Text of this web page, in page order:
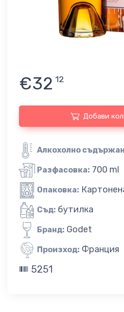
€32 12
Добави
Алкохолно
Разфасовка: 700 ml
Опаковка:
Съд: бутилка
Бранд: Godet
Произход: Франция
5251